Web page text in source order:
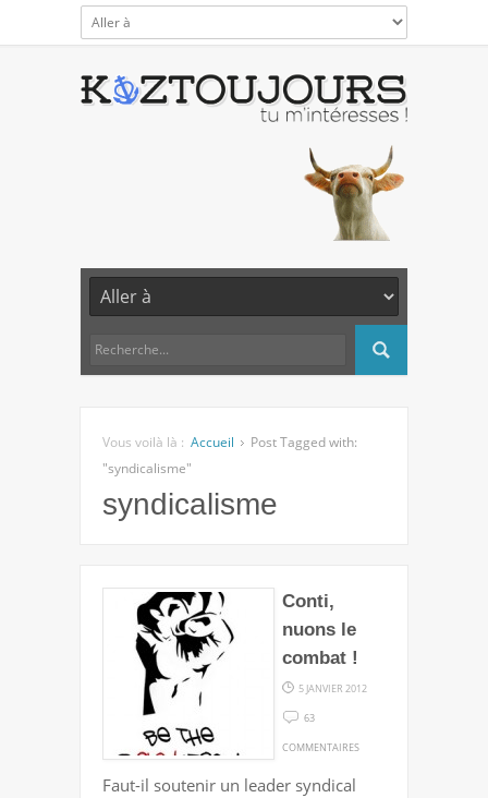
Vous voilà là : Accueil
Post Tagged with:
"syndicalisme"
syndicalisme
Conti,
nuons le
combat !
5 JANVIER 2012
63
COMMENTAIRES
Faut-il soutenir un leader syndical